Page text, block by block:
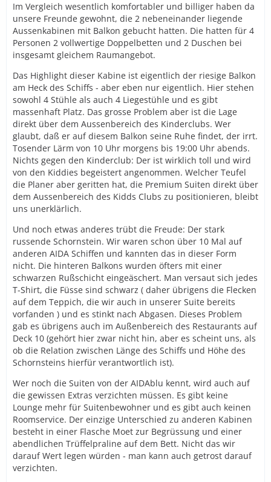
Im Vergleich wesentlich komfortabler und billiger haben da
unsere Freunde gewohnt, die 2 nebeneinander liegende
Aussenkabinen mit Balkon gebucht hatten. Die hatten für 4
Personen 2 vollwertige Doppelbetten und 2 Duschen bei
insgesamt gleichem Raumangebot.
Das Highlight dieser Kabine ist eigentlich der riesige Balkon
am Heck des Schiffs - aber eben nur eigentlich. Hier stehen
sowohl 4 Stühle als auch 4 Liegestühle und es gibt
massenhaft Platz. Das grosse Problem aber ist die Lage
direkt über dem Aussenbereich des Kinderclubs. Wer
glaubt, daß er auf diesem Balkon seine Ruhe findet, der irrt.
Tosender Lärm von 10 Uhr morgens bis 19:00 Uhr abends.
Nichts gegen den Kinderclub: Der ist wirklich toll und wird
von den Kiddies begeistert angenommen. Welcher Teufel
die Planer aber geritten hat, die Premium Suiten direkt über
dem Aussenbereich des Kidds Clubs zu positionieren, bleibt
uns unerklärlich.
Und noch etwas anderes trübt die Freude: Der stark
russende Schornstein. Wir waren schon über 10 Mal auf
anderen AIDA Schiffen und kannten das in dieser Form
nicht. Die hinteren Balkons wurden öfters mit einer
schwarzen Rußschicht eingeäschert. Man versaut sich jedes
T-Shirt, die Füsse sind schwarz ( daher übrigens die Flecken
auf dem Teppich, die wir auch in unserer Suite bereits
vorfanden ) und es stinkt nach Abgasen. Dieses Problem
gab es übrigens auch im Außenbereich des Restaurants auf
Deck 10 (gehört hier zwar nicht hin, aber es scheint uns, als
ob die Relation zwischen Länge des Schiffs und Höhe des
Schornsteins hierfür verantwortlich ist).
Wer noch die Suiten von der AIDAblu kennt, wird auch auf
die gewissen Extras verzichten müssen. Es gibt keine
Lounge mehr für Suitenbewohner und es gibt auch keinen
Roomservice. Der einzige Unterschied zu anderen Kabinen
besteht in einer Flasche Moet zur Begrüssung und einer
abendlichen Trüffelpraline auf dem Bett. Nicht das wir
darauf Wert legen würden - man kann auch getrost darauf
verzichten.